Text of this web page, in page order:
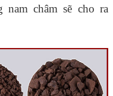
nam châm sẽ cho ra